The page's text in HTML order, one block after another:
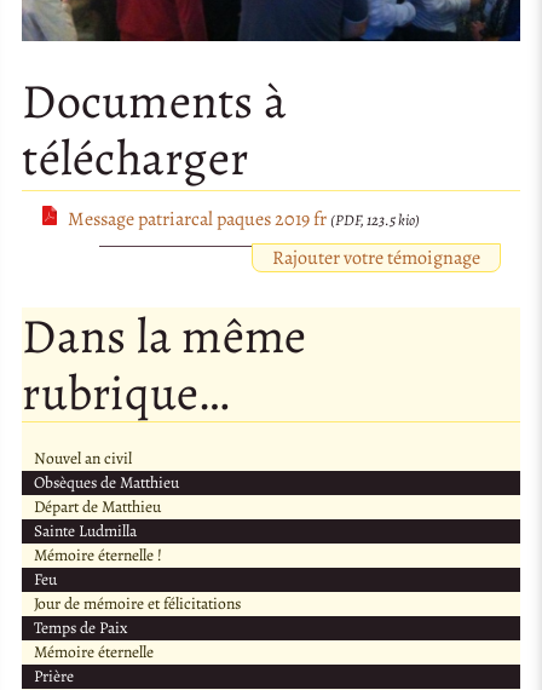
Documents à
télécharger
Message patriarcal paques 2019 fr (PDF, 123.5 kio)
Rajouter votre témoignage
Dans la même
rubrique…
Nouvel an civil
Obsèques de Matthieu
Départ de Matthieu
Sainte Ludmilla
Mémoire éternelle !
Feu
Jour de mémoire et félicitations
Temps de Paix
Mémoire éternelle
Prière